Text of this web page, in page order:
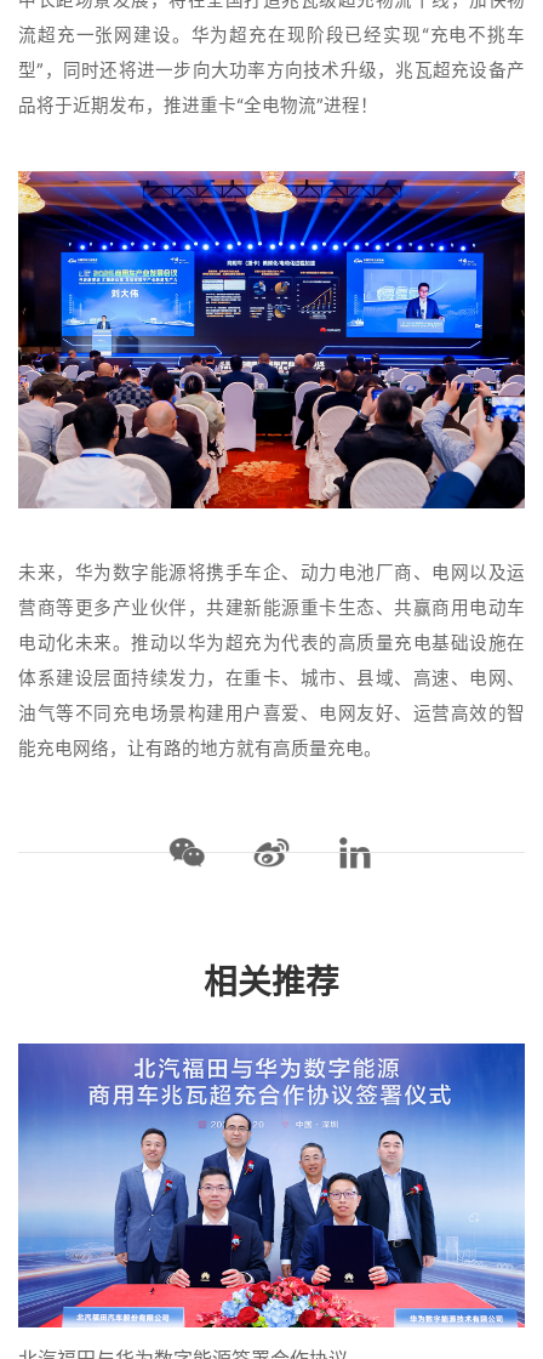
流超充一张网建设。华为超充在现阶段已经实现“充电不挑车
型”，同时还将进一步向大功率方向技术升级，兆瓦超充设备产
品将于近期发布，推进重卡“全电物流”进程！
未来，华为数字能源将携手车企、动力电池厂商、电网以及运
营商等更多产业伙伴，共建新能源重卡生态、共赢商用电动车
电动化未来。推动以华为超充为代表的高质量充电基础设施在
体系建设层面持续发力，在重卡、城市、县域、高速、电网、
油气等不同充电场景构建用户喜爱、电网友好、运营高效的智
能充电网络，让有路的地方就有高质量充电。
相关推荐